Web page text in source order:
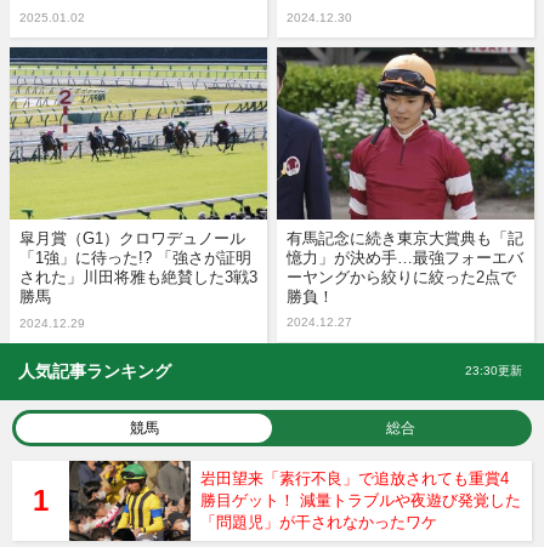
2025.01.02 2024.12.30
皐月賞（G1）クロワデュノール
「1強」に待った!? 「強さが証明
された」川田将雅も絶賛した3戦3
勝馬
2024.12.29
有馬記念に続き東京大賞典も「記
憶力」が決め手…最強フォーエバ
ーヤングから絞りに絞った2点で
勝負！
2024.12.27
人気記事ランキング 23:30更新
競馬 総合
岩田望来「素行不良」で追放されても重賞4
勝目ゲット！ 減量トラブルや夜遊び発覚した
「問題児」が干されなかったワケ